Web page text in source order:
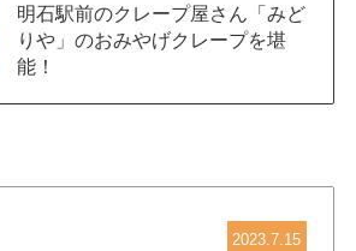
明石駅前のクレープ屋さん「みど
りや」のおみやげクレープを堪
能！
2023.7.15